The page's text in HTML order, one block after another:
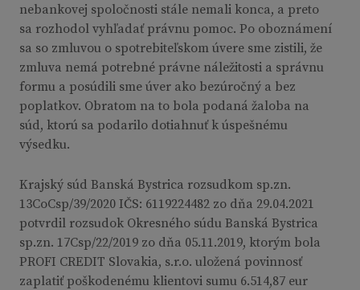
nebankovej spoločnosti stále nemali konca, a preto
sa rozhodol vyhľadať právnu pomoc. Po oboznámení
sa so zmluvou o spotrebiteľskom úvere sme zistili, že
zmluva nemá potrebné právne náležitosti a správnu
formu a posúdili sme úver ako bezúročný a bez
poplatkov. Obratom na to bola podaná žaloba na
súd, ktorú sa podarilo dotiahnuť k úspešnému
výsedku.
Krajský súd Banská Bystrica rozsudkom sp.zn.
13CoCsp/39/2020 IČS: 6119224482 zo dňa 29.04.2021
potvrdil rozsudok Okresného súdu Banská Bystrica
sp.zn. 17Csp/22/2019 zo dňa 05.11.2019, ktorým bola
PROFI CREDIT Slovakia, s.r.o. uložená povinnosť
zaplatiť poškodenému klientovi sumu 6.514,87 eur